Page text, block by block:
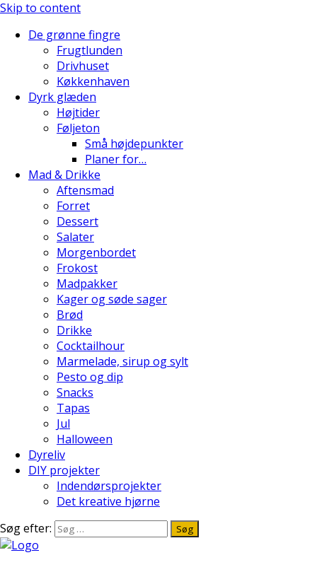
Skip to content
De grønne fingre
Frugtlunden
Drivhuset
Køkkenhaven
Dyrk glæden
Højtider
Føljeton
Små højdepunkter
Planer for…
Mad & Drikke
Aftensmad
Forret
Dessert
Salater
Morgenbordet
Frokost
Madpakker
Kager og søde sager
Brød
Drikke
Cocktailhour
Marmelade, sirup og sylt
Pesto og dip
Snacks
Tapas
Jul
Halloween
Dyreliv
DIY projekter
Indendørsprojekter
Det kreative hjørne
Søg efter: